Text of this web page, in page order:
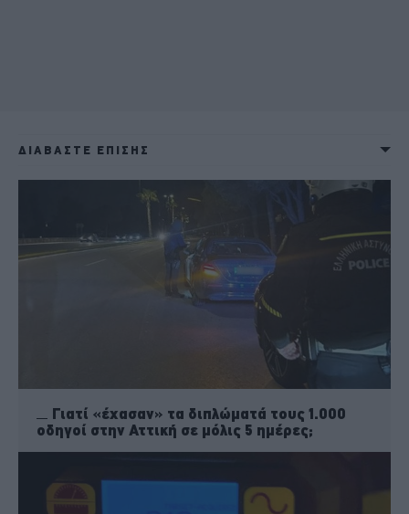
ΔΙΑΒΑΣΤΕ ΕΠΙΣΗΣ
Γιατί «έχασαν» τα διπλώματά τους 1.000
οδηγοί στην Αττική σε μόλις 5 ημέρες;